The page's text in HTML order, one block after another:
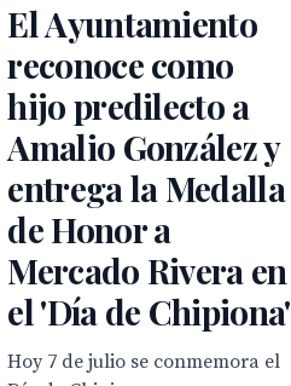
El Ayuntamiento
reconoce como
hijo predilecto a
Amalio González y
entrega la Medalla
de Honor a
Mercado Rivera en
el 'Día de Chipiona'
Hoy 7 de julio se conmemora el